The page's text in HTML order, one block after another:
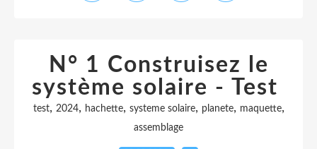
N° 1 Construisez le
système solaire - Test
test, 2024, hachette, systeme solaire, planete, maquette,
assemblage